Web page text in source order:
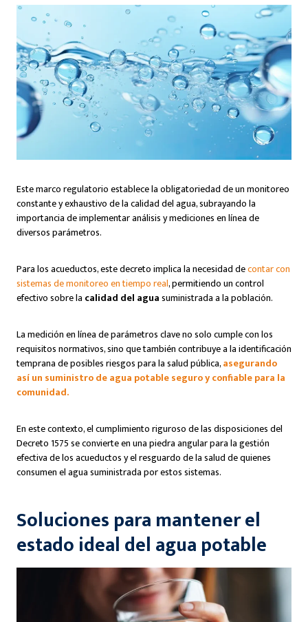
Este marco regulatorio establece la obligatoriedad de un monitoreo
constante y exhaustivo de la calidad del agua, subrayando la
importancia de implementar análisis y mediciones en línea de
diversos parámetros.
Para los acueductos, este decreto implica la necesidad decontar con
sistemas de monitoreo en tiempo real, permitiendo un control
efectivo sobre la calidad del aguasuministrada a la población.
La medición en línea de parámetros clave no solo cumple con los
requisitos normativos, sino que también contribuye a la identificación
temprana de posibles riesgos para la salud pública,asegurando
así un suministro de agua potable seguro y confiable para la
comunidad.
En este contexto, el cumplimiento riguroso de las disposiciones del
Decreto 1575 se convierte en una piedra angular para la gestión
efectiva de los acueductos y el resguardo de la salud de quienes
consumen el agua suministrada por estos sistemas.
Soluciones para mantener el
estado ideal del agua potable